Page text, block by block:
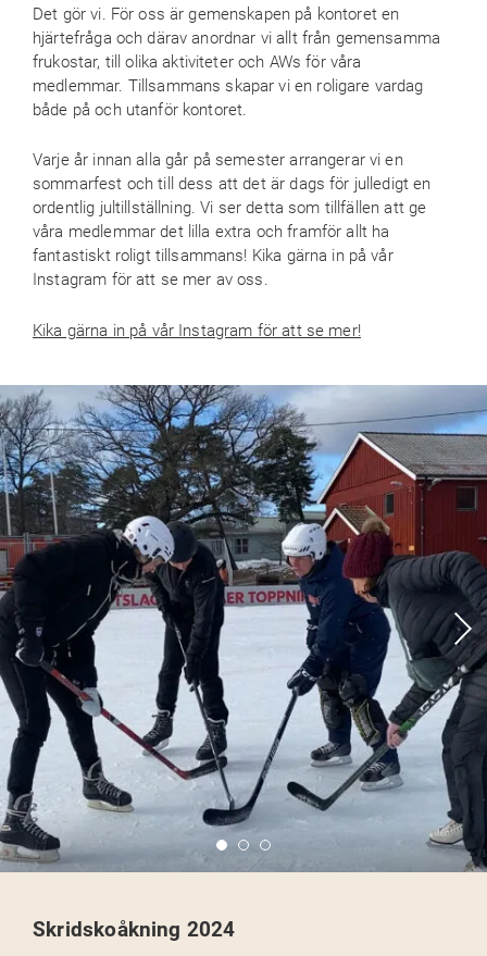
Det gör vi. För oss är gemenskapen på kontoret en
hjärtefråga och därav anordnar vi allt från gemensamma
frukostar, till olika aktiviteter och AWs för våra
medlemmar. Tillsammans skapar vi en roligare vardag
både på och utanför kontoret.
Varje år innan alla går på semester arrangerar vi en
sommarfest och till dess att det är dags för julledigt en
ordentlig jultillställning. Vi ser detta som tillfällen att ge
våra medlemmar det lilla extra och framför allt ha
fantastiskt roligt tillsammans! Kika gärna in på vår
Instagram för att se mer av oss.
Kika gärna in på vår Instagram för att se mer!
Skridskoåkning 2024